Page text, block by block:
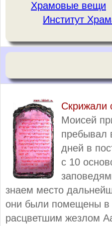
Храмовые вещи
Институт
Скрижали
Моисей
пребывал
дней в
с 10
знаем место
они были помещены в
расцветшим жезлом